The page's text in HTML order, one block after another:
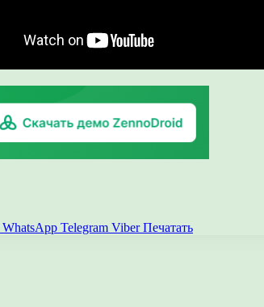
WhatsApp Telegram Viber Печатать